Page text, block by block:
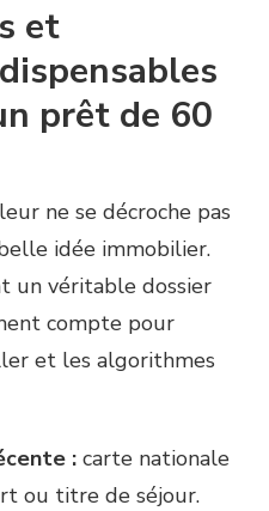
et
prêt de 60
ne se décroche pas
idée immobilier.
un véritable dossier
compte pour
et les algorithmes
: carte nationale
ou titre de séjour.